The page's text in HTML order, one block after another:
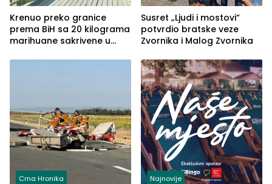
Krenuo preko granice
prema BiH sa 20 kilograma
marihuane sakrivene u
Susret „Ljudi i mostovi“
potvrdio bratske veze
Zvornika i Malog Zvornika
Crna Hronika Najnovije